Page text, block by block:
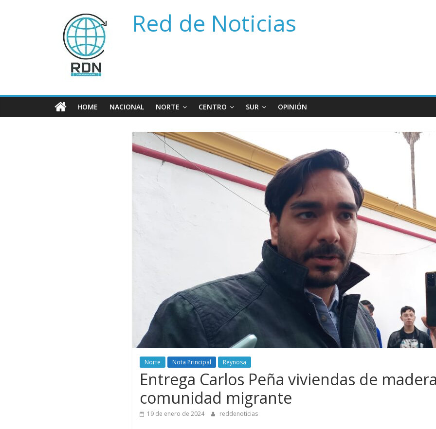
Red de Noticias
HOME NACIONAL NORTE CENTRO SUR OPINIÓN
Norte Nota Principal Reynosa
Entrega Carlos Peña viviendas de
comunidad migrante
19 de enero de 2024 reddenoticias